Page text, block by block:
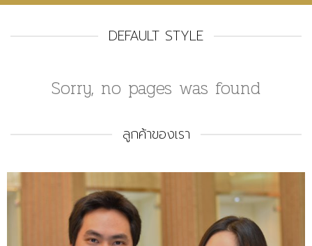
DEFAULT STYLE
Sorry, no pages was found
ลูกค้าของเรา